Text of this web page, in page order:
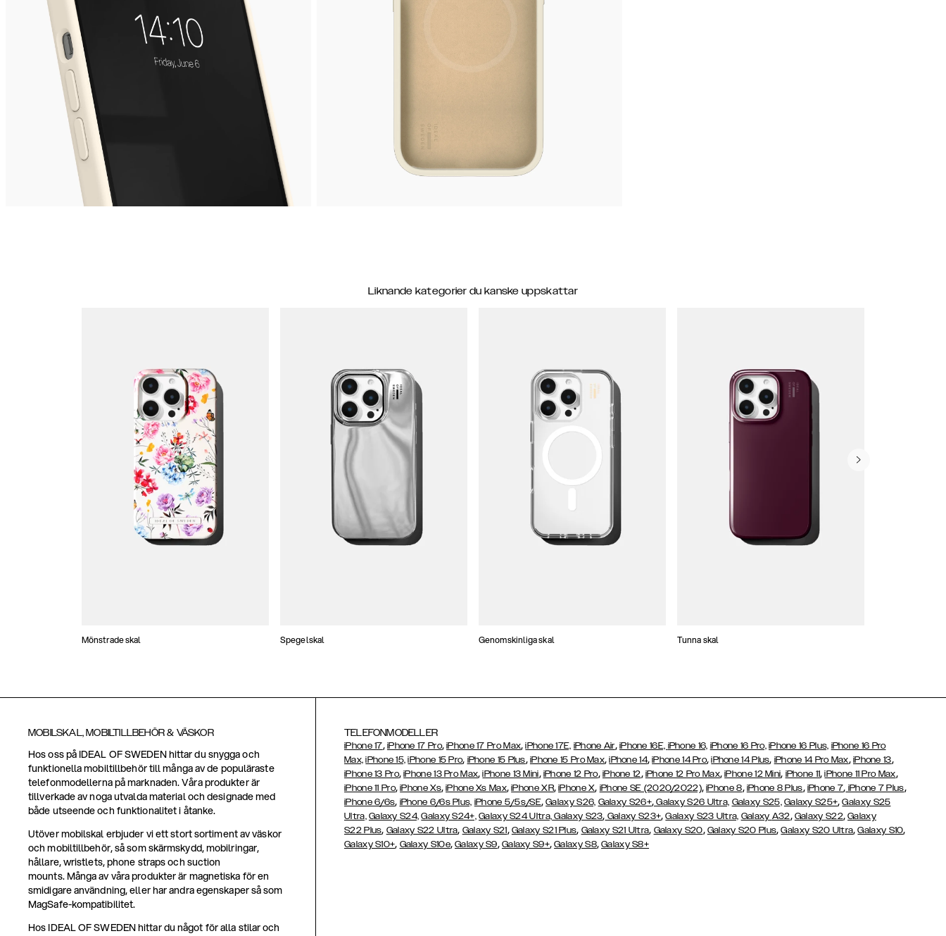
Liknande kategorier du kanske uppskattar
Mönstrade skal Spegelskal Genomskinliga skal Tunna skal
MOBILSKAL, MOBILTILLBEHÖR & VÄSKOR
Hos oss på IDEAL OF SWEDEN hittar du snygga och
funktionella mobiltillbehör till många av de populäraste
telefonmodellerna på marknaden. Våra produkter är
tillverkade av noga utvalda material och designade med
både utseende och funktionalitet i åtanke.
Utöver mobilskal erbjuder vi ett stort sortiment av väskor
och mobiltillbehör, så som skärmskydd, mobilringar,
hållare, wristlets, phone straps och suction
mounts. Många av våra produkter är magnetiska för en
smidigare användning, eller har andra egenskaper så som
MagSafe-kompatibilitet.
Hos IDEAL OF SWEDEN hittar du något för alla stilar och
TELEFONMODELLER
iPhone 17, iPhone 17 Pro,iPhone 17 Pro Max,iPhone 17E, iPhone Air, iPhone 16E, iPhone 16, iPhone 16 Pro, iPhone 16 Plus, iPhone 16 Pro
Max, iPhone 15, iPhone 15 Pro, iPhone 15 Plus, iPhone 15 Pro Max,iPhone 14,iPhone 14 Pro,iPhone 14 Plus, iPhone 14 Pro Max, iPhone 13,
iPhone 13 Pro,iPhone 13 Pro Max,iPhone 13 Mini, iPhone 12 Pro, iPhone 12, iPhone 12 Pro Max,iPhone 12 Mini, iPhone 11,iPhone 11 Pro Max,
iPhone 11 Pro,iPhone Xs,iPhone Xs Max,iPhone XR,iPhone X, iPhone SE (2020/2022),iPhone 8, iPhone 8 Plus, iPhone 7, iPhone 7 Plus,
iPhone 6/6s, iPhone 6/6s Plus, iPhone 5/5s/SE,Galaxy S26, Galaxy S26+,Galaxy S26 Ultra, Galaxy S25, Galaxy S25+,Galaxy S25
Ultra, Galaxy S24, Galaxy S24+, Galaxy S24 Ultra, Galaxy S23, Galaxy S23+,Galaxy S23 Ultra, Galaxy A32, Galaxy S22,Galaxy
S22 Plus, Galaxy S22 Ultra, Galaxy S21, Galaxy S21 Plus, Galaxy S21 Ultra, Galaxy S20, Galaxy S20 Plus,Galaxy S20 Ultra,Galaxy S10,
Galaxy S10+, Galaxy S10e,Galaxy S9, Galaxy S9+,Galaxy S8,Galaxy S8+